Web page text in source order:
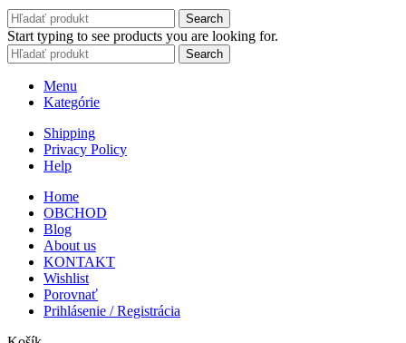
Search
Start typing to see products you are looking for.
Search
Menu
Kategórie
Shipping
Privacy Policy
Help
Home
OBCHOD
Blog
About us
KONTAKT
Wishlist
Porovnať
Prihlásenie / Registrácia